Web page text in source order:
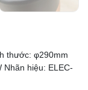
thước: φ290mm
hiệu: ELEC-